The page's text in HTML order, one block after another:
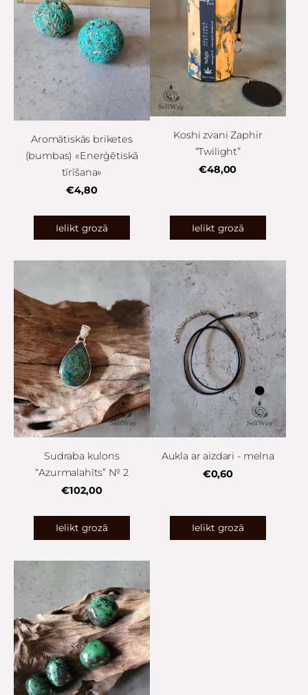
Aromātiskās briketes
(bumbas) «Enerģētiskā
tīrīšana»
€4,80
Ielikt grozā
Koshi zvani Zaphir
“Twilight”
€48,00
Ielikt grozā
Sudraba kulons
“Azurmalahīts” № 2
€102,00
Ielikt grozā
Aukla ar aizdari - melna
€0,60
Ielikt grozā